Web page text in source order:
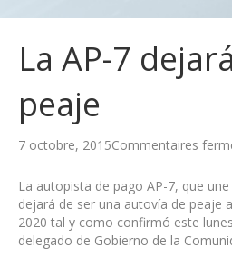
b
o
l
La AP-7
peaje
7 octobre, 2015Commentaires
La autopista de pago AP-7, que
dejará de ser una autovía de peaje
2020 tal y como confirmó este
delegado de Gobierno de la